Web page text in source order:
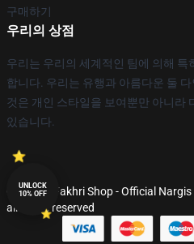
구매하기
우리의 상점
우리는 우리의 세계적인 팀에 의해
합니다. 우리는 유행과 아름다운 둘
것은 개인 스타일을 보여뿐만 아니라
있습니다.
© Nargis Fakhri Shop - Official
all rights reserved
UNLOCK
10% OFF